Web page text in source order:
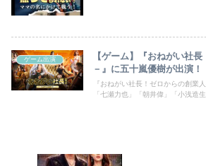
ゲーム出演
【ゲーム】『おねがい社
－』に五十嵐優樹が出演！
『おねがい社長！ゼロからの創業
「七瀬力也」「朝井偉」「小浅造生